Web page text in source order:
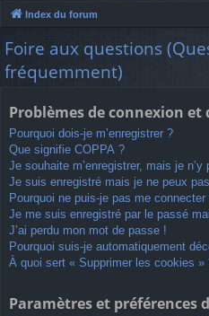
Index du forum
Foire aux questions
fréquemment)
Problèmes de connexion et
Pourquoi dois-je m’enregistrer ?
Que signifie COPPA ?
Je souhaite m’enregistrer, mais je n’y
Je suis enregistré mais je ne peux
Pourquoi ne puis-je pas me connecter
Je me suis enregistré par le passé
J’ai perdu mon mot de passe !
Pourquoi suis-je automatiquement
À quoi sert « Supprimer les cookies »
Paramètres et préférences